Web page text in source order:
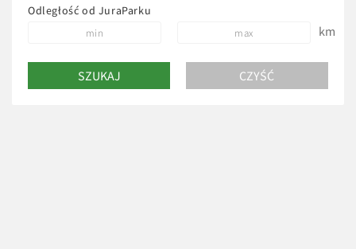
Odległość od JuraParku
km